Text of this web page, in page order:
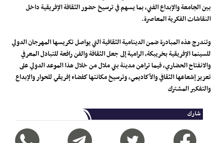
بين الجامعة والإبداع الفني، بما يسهم في ترسيخ حضور الثقافة الإفريقية داخل
النقاشات الفكرية المعاصرة.
وتندرج هذه المبادرة ضمن الدينامية الثقافية التي يواصل تكريسها المهرجان الدولي
للسينما الإفريقية بخريبكة، الرامية إلى جعل الثقافة والفن رافعة للتبادل المعرفي
والانفتاح الحضاري، فيما تراهن مدينة بني ملال من خلال هذا الموعد الدولي على
تعزيز إشعاعها الثقافي والأكاديمي، وترسيخ مكانتها كفضاء إفريقي للحوار والإبداع
والتفكير المشترك
شارك